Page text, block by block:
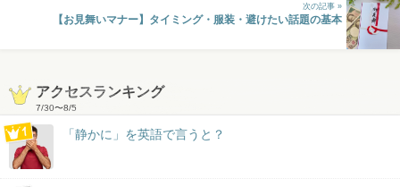
次の記事 »
【お見舞いマナー】タイミング・服装・避けたい話題の基本
アクセスランキング
7/30〜8/5
「静かに」を英語で言うと？